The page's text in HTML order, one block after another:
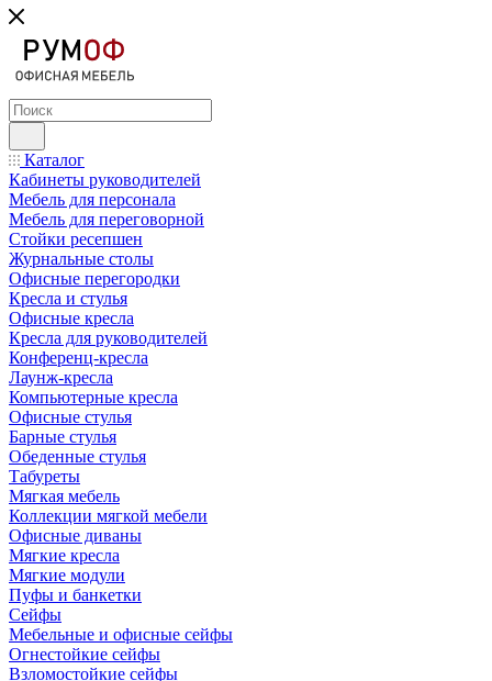
Каталог
Кабинеты руководителей
Мебель для персонала
Мебель для переговорной
Стойки ресепшен
Журнальные столы
Офисные перегородки
Кресла и стулья
Офисные кресла
Кресла для руководителей
Конференц-кресла
Лаунж-кресла
Компьютерные кресла
Офисные стулья
Барные стулья
Обеденные стулья
Табуреты
Мягкая мебель
Коллекции мягкой мебели
Офисные диваны
Мягкие кресла
Мягкие модули
Пуфы и банкетки
Сейфы
Мебельные и офисные сейфы
Огнестойкие сейфы
Взломостойкие сейфы